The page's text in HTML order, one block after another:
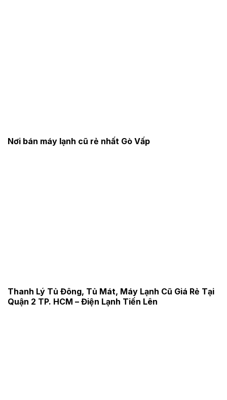
Nơi bán máy lạnh cũ rẻ nhất Gò Vấp
Thanh Lý Tủ Đông, Tủ Mát, Máy Lạnh Cũ Giá Rẻ Tại
Quận 2 TP. HCM – Điện Lạnh Tiến Lên